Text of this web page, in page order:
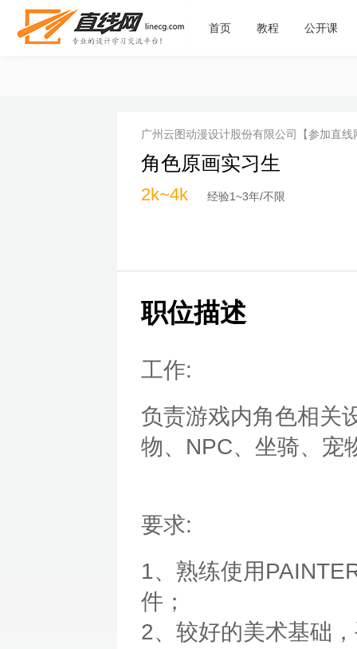
首页 教程 公开课
广州云图动漫设计股份有限公司 【参加直
角色原画实习生
2k~4k 经验1~3年/不限
职位描述
工作:
负责游戏内角色相关
物、NPC、坐骑、宠
要求:
1、熟练使用
件；
2、较好的美术基础